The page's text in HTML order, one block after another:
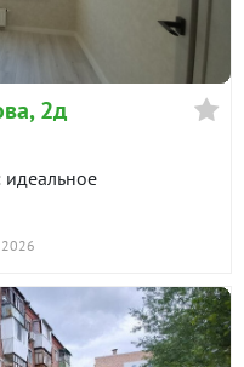
2д
идеальное